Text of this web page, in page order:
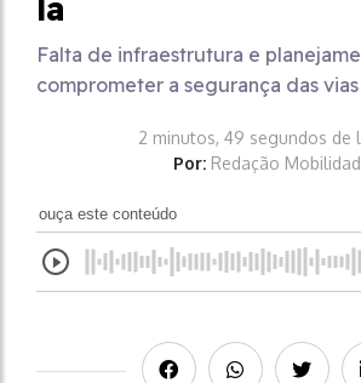
la
Falta de infraestrutura e
comprometer a segurança das
2 minutos, 49 segundos de
Por: Redação
ouça este conteúdo